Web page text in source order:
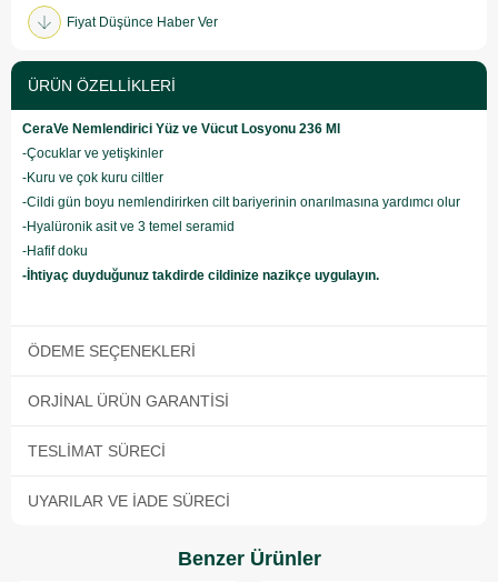
Fiyat Düşünce Haber Ver
ÜRÜN ÖZELLIKLERI
CeraVe Nemlendirici Yüz ve Vücut Losyonu 236 Ml
-Çocuklar ve yetişkinler
-Kuru ve çok kuru ciltler
-Cildi gün boyu nemlendirirken cilt bariyerinin onarılmasına yardımcı olur
-Hyalüronik asit ve 3 temel seramid
-Hafif doku
-İhtiyaç duyduğunuz takdirde cildinize nazikçe uygulayın.
ÖDEME SEÇENEKLERI
ORJINAL ÜRÜN GARANTISI
TESLIMAT SÜRECI
UYARILAR VE İADE SÜRECI
Benzer Ürünler